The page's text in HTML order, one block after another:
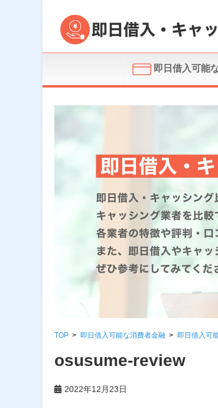
即日借入可能
TOP 即日借入可能な消費者金融 即日借入可
osusume-review
2022年12月23日